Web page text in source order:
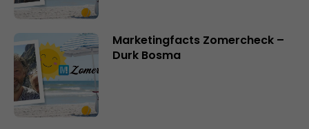
Marketingfacts Zomercheck –
Durk Bosma